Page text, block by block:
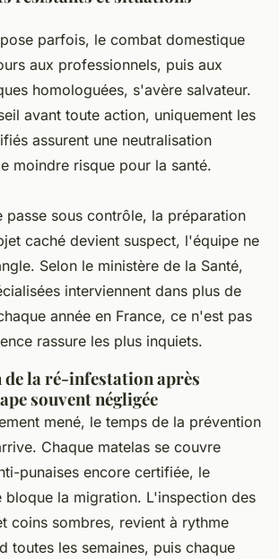
parfois, le combat domestique
aux professionnels, puis aux
homologuées, s'avère salvateur.
avant toute action, uniquement les
assurent une neutralisation
moindre risque pour la santé.
passe sous contrôle, la préparation
caché devient suspect, l'équipe ne
Selon le ministère de la Santé,
interviennent dans plus de
année en France, ce n'est pas
rassure les plus inquiets.
de la ré-infestation après
souvent négligée
mené, le temps de la prévention
Chaque matelas se couvre
punaises encore certifiée, le
bloque la migration. L'inspection des
coins sombres, revient à rythme
toutes les semaines, puis chaque